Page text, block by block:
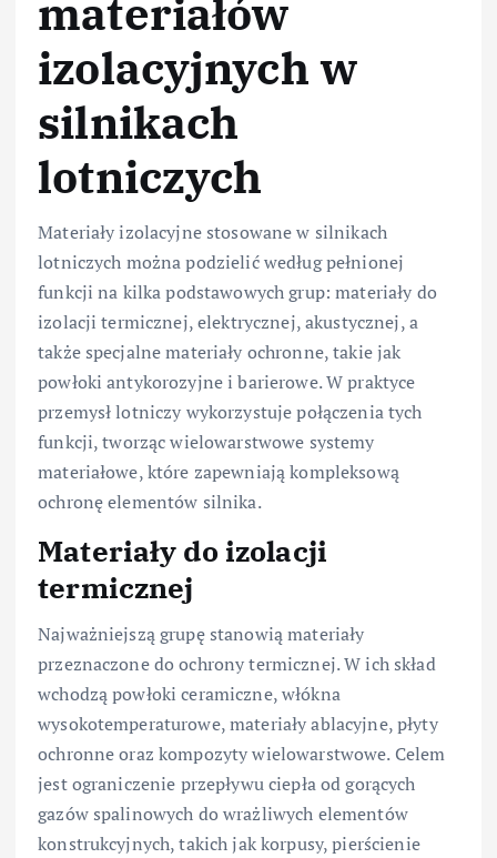
materiałów
izolacyjnych w
silnikach
lotniczych
Materiały izolacyjne stosowane w silnikach
lotniczych można podzielić według pełnionej
funkcji na kilka podstawowych grup: materiały do
izolacji termicznej, elektrycznej, akustycznej, a
także specjalne materiały ochronne, takie jak
powłoki antykorozyjne i barierowe. W praktyce
przemysł lotniczy wykorzystuje połączenia tych
funkcji, tworząc wielowarstwowe systemy
materiałowe, które zapewniają kompleksową
ochronę elementów silnika.
Materiały do izolacji
termicznej
Najważniejszą grupę stanowią materiały
przeznaczone do ochrony termicznej. W ich skład
wchodzą powłoki ceramiczne, włókna
wysokotemperaturowe, materiały ablacyjne, płyty
ochronne oraz kompozyty wielowarstwowe. Celem
jest ograniczenie przepływu ciepła od gorących
gazów spalinowych do wrażliwych elementów
konstrukcyjnych, takich jak korpusy, pierścienie